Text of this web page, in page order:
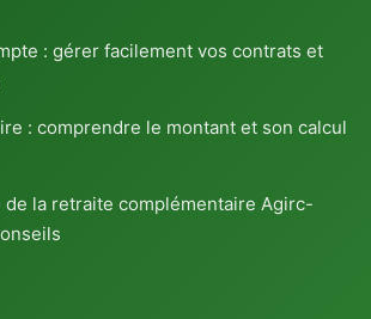
: gérer facilement vos contrats et
: comprendre le montant et son calcul
de la retraite complémentaire Agirc-